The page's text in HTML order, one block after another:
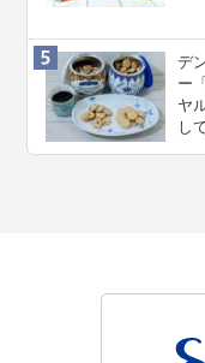
デ
ー
ヤ
し